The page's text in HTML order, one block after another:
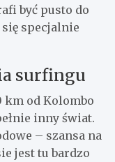
być pusto do
specjalnie
surfingu
km od Kolombo
inny świat.
– szansa na
jest tu bardzo